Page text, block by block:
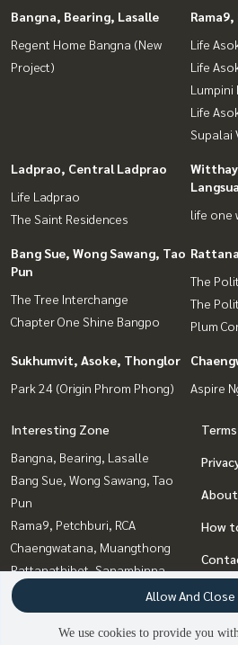
Bangna, Bearing, Lasalle
Regent Home Bangna (New
Project)
Life
Life
Lumpini
Life
Supalai
Ladprao, Central Ladprao
Life Ladprao
The Saint Residences
life one
Bang Sue, Wong Sawang, Tao
Pun
The Tree Interchange
Chapter One Shine Bangpo
The
The
Plum
Sukhumvit, Asoke, Thonglor
Park 24 (Origin Phrom Phong)
Aspire
Interesting Zone
Bangna, Bearing, Lasalle
Bang Sue, Wong Sawang, Tao
Pun
Rama9, Petchburi, RCA
Chaengwatana, Muangthong
Rattanathibet, Sanambinna
Sukhumvit, Asoke, Thonglor
Ladprao, Central Ladprao
Witthayu, Chidlom, Langsuan,
How
We use cookies to provide you
Allow And Close